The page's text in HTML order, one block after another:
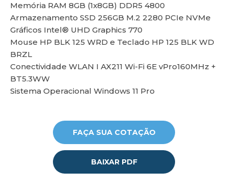
Memória RAM 8GB (1x8GB) DDR5 4800
Armazenamento SSD 256GB M.2 2280 PCIe NVMe
Gráficos Intel® UHD Graphics 770
Mouse HP BLK 125 WRD e Teclado HP 125 BLK WD
BRZL
Conectividade WLAN I AX211 Wi-Fi 6E vPro160MHz +
BT5.3WW
Sistema Operacional Windows 11 Pro
FAÇA SUA COTAÇÃO
BAIXAR PDF